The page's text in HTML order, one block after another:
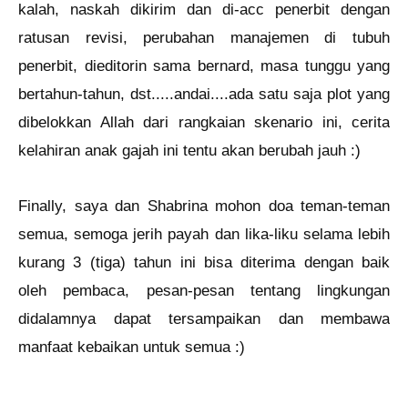
kalah, naskah dikirim dan di-acc penerbit dengan
ratusan revisi, perubahan manajemen di tubuh
penerbit, dieditorin sama bernard, masa tunggu yang
bertahun-tahun, dst.....andai....ada satu saja plot yang
dibelokkan Allah dari rangkaian skenario ini, cerita
kelahiran anak gajah ini tentu akan berubah jauh :)
Finally, saya dan Shabrina mohon doa teman-teman
semua, semoga jerih payah dan lika-liku selama lebih
kurang 3 (tiga) tahun ini bisa diterima dengan baik
oleh pembaca, pesan-pesan tentang lingkungan
didalamnya dapat tersampaikan dan membawa
manfaat kebaikan untuk semua :)